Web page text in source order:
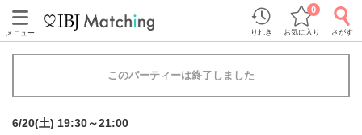
メニュー りれき お気に入り
0
さがす
このパーティーは終了しました
6/20(土) 19:30～21:00